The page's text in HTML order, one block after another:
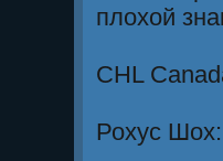
плохой
CHL
Рохус